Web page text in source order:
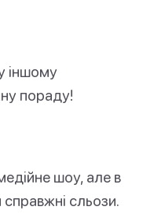
іншому
пораду!
шоу, але в
сльози.